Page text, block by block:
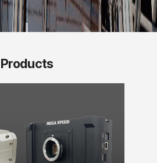
Products